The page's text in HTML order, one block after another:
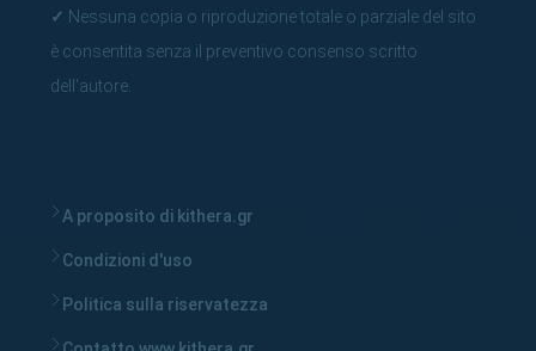
✓ Nessuna copia o riproduzione totale o parziale del sito
è consentita senza il preventivo consenso scritto
dell'autore.
A proposito di kithera.gr
Condizioni d'uso
Politica sulla riservatezza